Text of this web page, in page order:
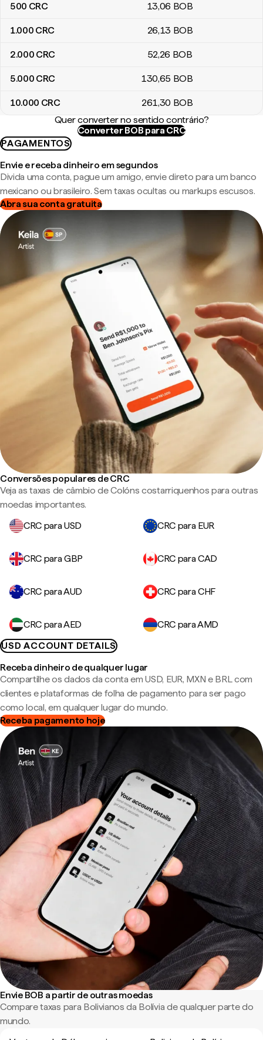
500 CRC 13,06 BOB
1.000 CRC 26,13 BOB
2.000 CRC 52,26 BOB
5.000 CRC 130,65 BOB
10.000 CRC 261,30 BOB
Quer converter no sentido contrário?
Converter BOB para CRC
PAGAMENTOS
Envie e receba dinheiro em segundos
Divida uma conta, pague um amigo, envie direto para um banco
mexicano ou brasileiro. Sem taxas ocultas ou markups escusos.
Abra sua conta gratuita
Conversões populares de CRC
Veja as taxas de câmbio de Colóns costarriquenhos para outras
moedas importantes.
CRC para USD
CRC para EUR
CRC para GBP CRC para CAD
CRC para AUD CRC para CHF
CRC para AED
CRC para AMD
USD ACCOUNT DETAILS
Receba dinheiro de qualquer lugar
Compartilhe os dados da conta em USD, EUR, MXN e BRL com
clientes e plataformas de folha de pagamento para ser pago
como local, em qualquer lugar do mundo.
Receba pagamento hoje
Envie BOB a partir de outras moedas
Compare taxas para Bolivianos da Bolívia de qualquer parte do
mundo.